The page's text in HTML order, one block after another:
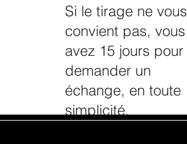
Si le tirage ne vous
convient pas, vous
avez 15 jours pour
demander un
échange, en toute
simplicité.